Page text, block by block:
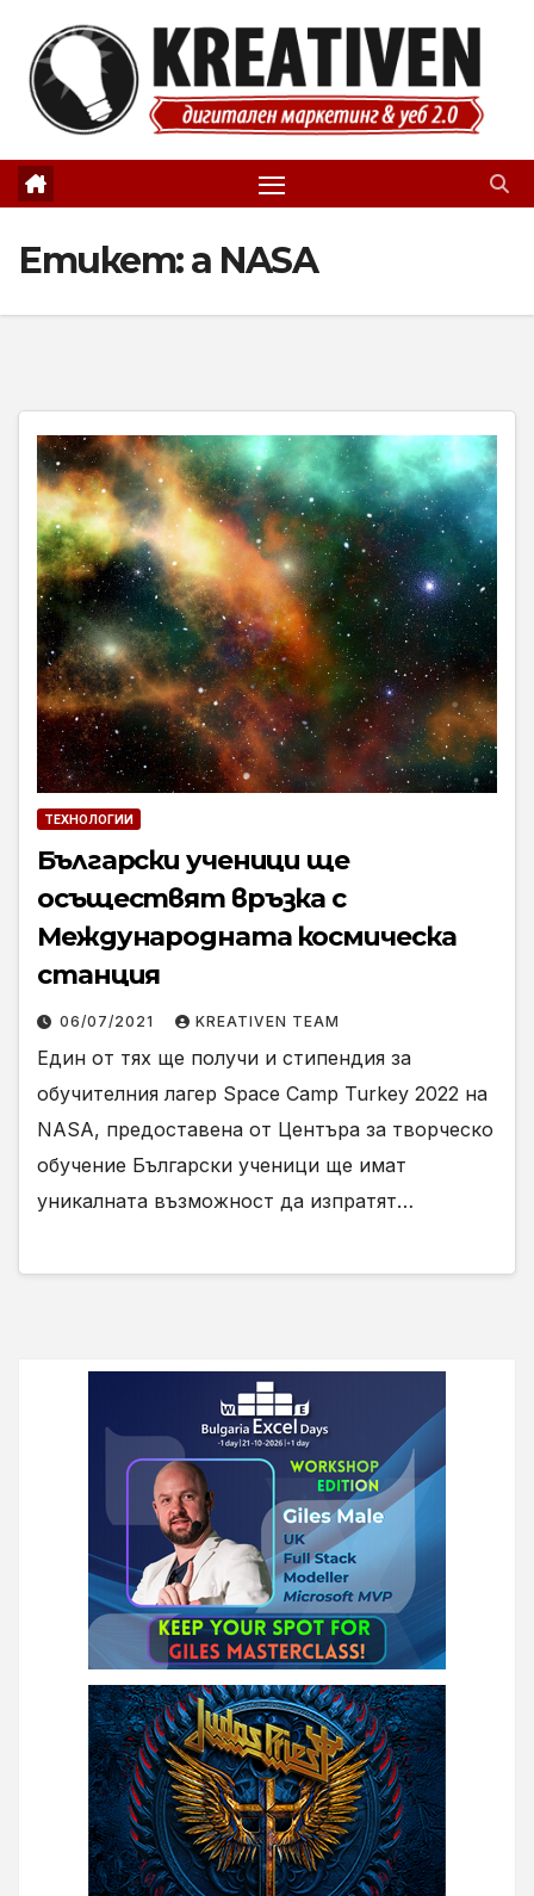
content
Етикет:а NASA
ТЕХНОЛОГИИ
Български ученици ще
осъществят връзка с
Международната космическа
станция
06/07/2021 KREATIVEN TEAM
Един от тях ще получи и стипендия за
обучителния лагер Space Camp Turkey 2022 на
NASA, предоставена от Центъра за творческо
обучение Български ученици ще имат
уникалната възможност да изпратят…